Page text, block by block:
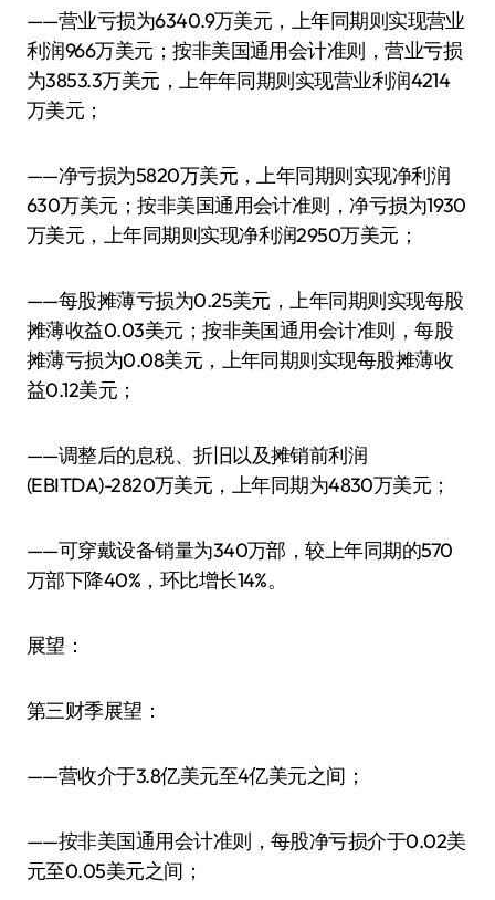
——营业亏损为6340.9万美元，上年同期则实现营业
利润966万美元；按非美国通用会计准则，营业亏损
为3853.3万美元，上年年同期则实现营业利润4214
万美元；
——净亏损为5820万美元，上年同期则实现净利润
630万美元；按非美国通用会计准则，净亏损为1930
万美元，上年同期则实现净利润2950万美元；
——每股摊薄亏损为0.25美元，上年同期则实现每股
摊薄收益0.03美元；按非美国通用会计准则，每股
摊薄亏损为0.08美元，上年同期则实现每股摊薄收
益0.12美元；
——调整后的息税、折旧以及摊销前利润
(EBITDA)-2820万美元，上年同期为4830万美元；
——可穿戴设备销量为340万部，较上年同期的570
万部下降40%，环比增长14%。
展望：
第三财季展望：
——营收介于3.8亿美元至4亿美元之间；
——按非美国通用会计准则，每股净亏损介于0.02美
元至0.05美元之间；